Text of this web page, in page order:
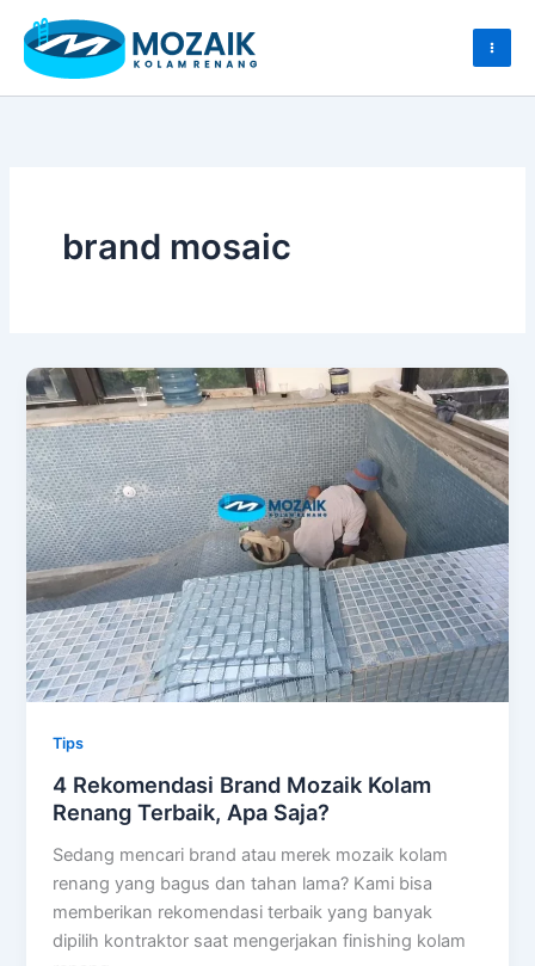
content
brand mosaic
Tips
4 Rekomendasi Brand Mozaik Kolam
Renang Terbaik, Apa Saja?
Sedang mencari brand atau merek mozaik kolam
renang yang bagus dan tahan lama? Kami bisa
memberikan rekomendasi terbaik yang banyak
dipilih kontraktor saat mengerjakan finishing kolam